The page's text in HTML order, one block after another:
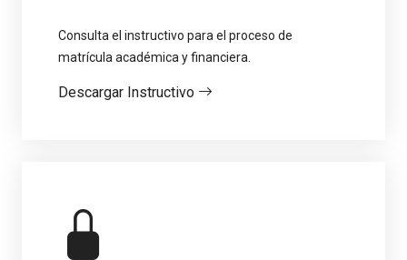
Consulta el instructivo para el proceso de
matrícula académica y financiera.
Descargar Instructivo